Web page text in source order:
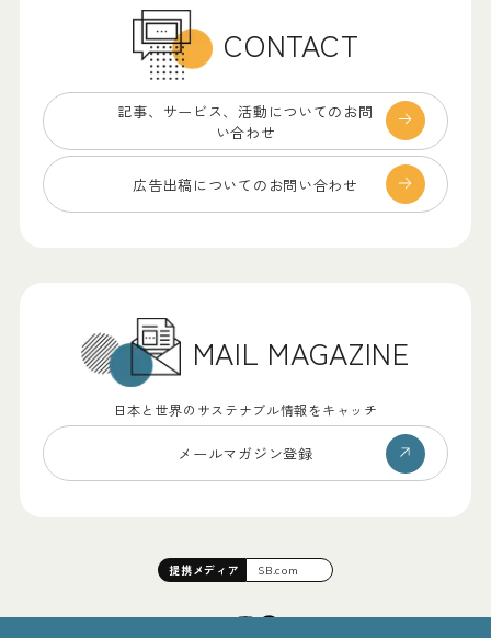
CONTACT
記事、サービス、 活動についてのお問
い合わせ
広告出稿についての お問い合わせ
MAIL MAGAZINE
日本と世界のサステナブル情報をキャッチ
メールマガジン登録
提携メディア SB.com